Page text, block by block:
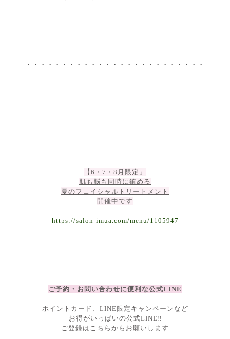
・・・・・・・・・・・・・・・・・・・・・・・・・
【6・7・8月限定」
肌も脳も同時に鎮める
夏のフェイシャルトリートメント
開催中です
https://salon-imua.com/menu/1105947
ご予約・お問い合わせに便利な公式LINE
ポイントカード、LINE限定キャンペーンなど
お得がいっぱいの公式LINE‼
ご登録はこちらからお願いします